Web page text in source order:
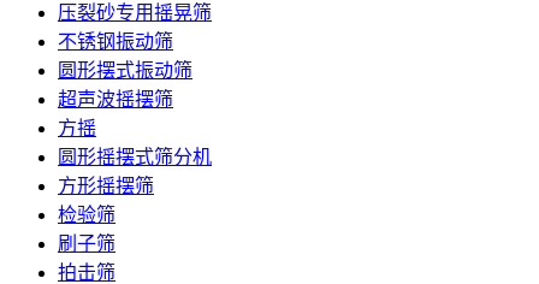
压裂砂专用摇晃筛
不锈钢振动筛
圆形摆式振动筛
超声波摇摆筛
方摇
圆形摇摆式筛分机
方形摇摆筛
检验筛
刷子筛
拍击筛